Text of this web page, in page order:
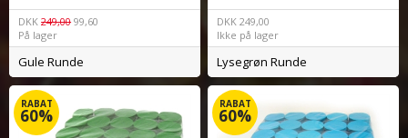
DKK 249,00 99,60
På lager
Gule Runde
DKK 249,00
Ikke på lager
Lysegrøn Runde
RABAT
60%
RABAT
60%